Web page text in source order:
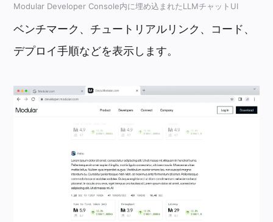
Modular Developer Console内に埋め込まれたLLMチャットUI
ベンチマーク、チュートリアルリンク、コード、
デプロイ手順などを表示します。